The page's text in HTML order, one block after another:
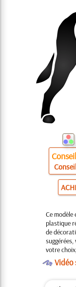
Ce modèle
plastique
de
votre
OVidéo